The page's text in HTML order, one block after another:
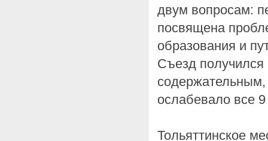
двум вопросам:
посвящена
образования и
Съезд получился
ослабевало все
Тольяттинское